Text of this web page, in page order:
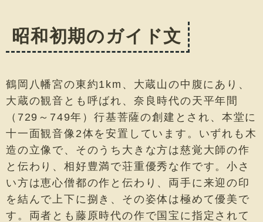
昭和初期のガイド文
鶴岡八幡宮の東約1km、大蔵山の中腹にあり、
大蔵の観音とも呼ばれ、奈良時代の天平年間
（729～749年）行基菩薩の創建とされ、本堂に
十一面観音像2体を安置しています。いずれも木
造の立像で、そのうち大きな方は慈覚大師の作
と伝わり、相好豊満で荘重優秀な作です。小さ
い方は恵心僧都の作と伝わり、両手に来迎の印
を結んで上下に捌き、その姿体は極めて優美で
す。両者とも藤原時代の作で国宝に指定されて